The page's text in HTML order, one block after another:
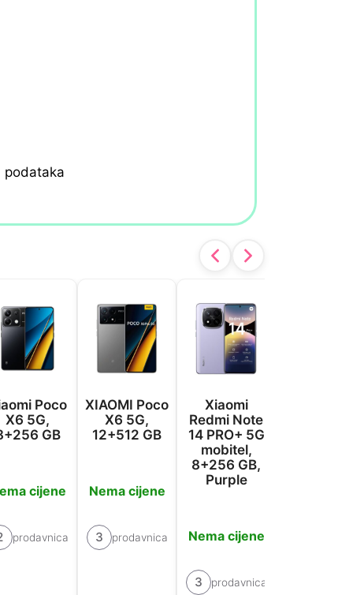
podataka
Poco
X6 5G,
GB
cijene
prodavnica
XIAOMI Poco
X6 5G,
12+512 GB
Nema cijene
3 prodavnica
Xiaomi
Redmi Note
14 PRO+ 5G
mobitel,
8+256 GB,
Purple
Nema cijene
3 prodavnica